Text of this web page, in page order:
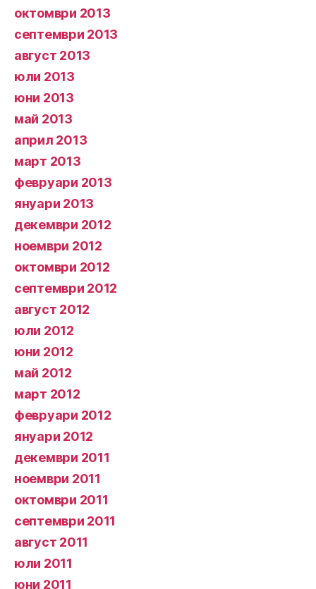
октомври 2013
септември 2013
август 2013
юли 2013
юни 2013
май 2013
април 2013
март 2013
февруари 2013
януари 2013
декември 2012
ноември 2012
октомври 2012
септември 2012
август 2012
юли 2012
юни 2012
май 2012
март 2012
февруари 2012
януари 2012
декември 2011
ноември 2011
октомври 2011
септември 2011
август 2011
юли 2011
юни 2011